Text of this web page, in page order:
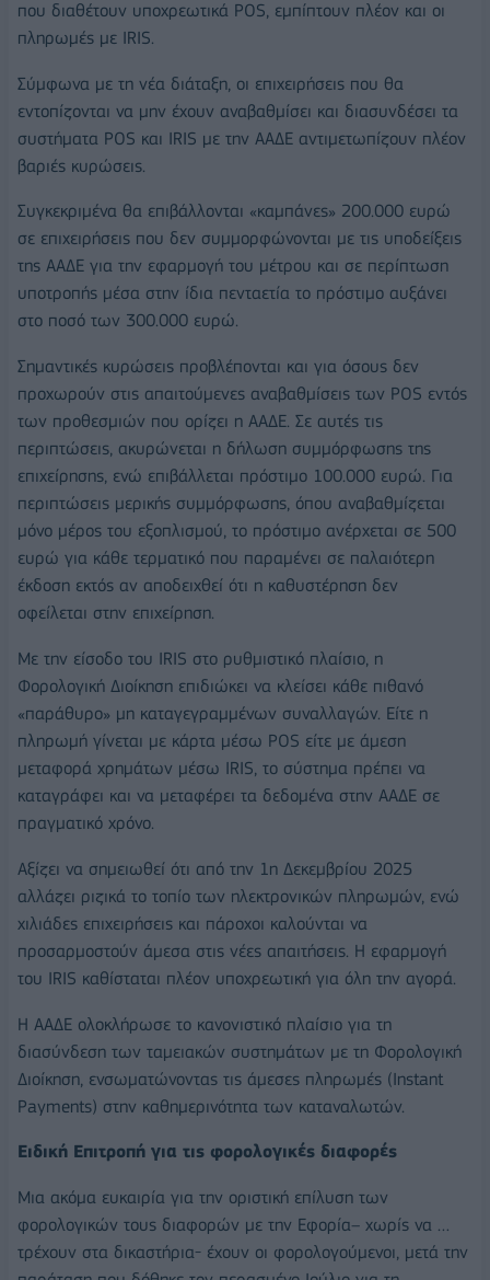
που διαθέτουν υποχρεωτικά POS, εμπίπτουν πλέον και οι
πληρωμές με IRIS.
Σύμφωνα με τη νέα διάταξη, οι επιχειρήσεις που θα
εντοπίζονται να μην έχουν αναβαθμίσει και διασυνδέσει τα
συστήματα POS και IRIS με την ΑΑΔΕ αντιμετωπίζουν πλέον
βαριές κυρώσεις.
Συγκεκριμένα θα επιβάλλονται «καμπάνες» 200.000 ευρώ
σε επιχειρήσεις που δεν συμμορφώνονται με τις υποδείξεις
της ΑΑΔΕ για την εφαρμογή του μέτρου και σε περίπτωση
υποτροπής μέσα στην ίδια πενταετία το πρόστιμο αυξάνει
στο ποσό των 300.000 ευρώ.
Σημαντικές κυρώσεις προβλέπονται και για όσους δεν
προχωρούν στις απαιτούμενες αναβαθμίσεις των POS εντός
των προθεσμιών που ορίζει η ΑΑΔΕ. Σε αυτές τις
περιπτώσεις, ακυρώνεται η δήλωση συμμόρφωσης της
επιχείρησης, ενώ επιβάλλεται πρόστιμο 100.000 ευρώ. Για
περιπτώσεις μερικής συμμόρφωσης, όπου αναβαθμίζεται
μόνο μέρος του εξοπλισμού, το πρόστιμο ανέρχεται σε 500
ευρώ για κάθε τερματικό που παραμένει σε παλαιότερη
έκδοση εκτός αν αποδειχθεί ότι η καθυστέρηση δεν
οφείλεται στην επιχείρηση.
Με την είσοδο του IRIS στο ρυθμιστικό πλαίσιο, η
Φορολογική Διοίκηση επιδιώκει να κλείσει κάθε πιθανό
«παράθυρο» μη καταγεγραμμένων συναλλαγών. Είτε η
πληρωμή γίνεται με κάρτα μέσω POS είτε με άμεση
μεταφορά χρημάτων μέσω IRIS, το σύστημα πρέπει να
καταγράφει και να μεταφέρει τα δεδομένα στην ΑΑΔΕ σε
πραγματικό χρόνο.
Αξίζει να σημειωθεί ότι από την 1η Δεκεμβρίου 2025
αλλάζει ριζικά το τοπίο των ηλεκτρονικών πληρωμών, ενώ
χιλιάδες επιχειρήσεις και πάροχοι καλούνται να
προσαρμοστούν άμεσα στις νέες απαιτήσεις. Η εφαρμογή
του IRIS καθίσταται πλέον υποχρεωτική για όλη την αγορά.
Η ΑΑΔΕ ολοκλήρωσε το κανονιστικό πλαίσιο για τη
διασύνδεση των ταμειακών συστημάτων με τη Φορολογική
Διοίκηση, ενσωματώνοντας τις άμεσες πληρωμές (Instant
Payments) στην καθημερινότητα των καταναλωτών.
Ειδική Επιτροπή για τις φορολογικές διαφορές
Μια ακόμα ευκαιρία για την οριστική επίλυση των
φορολογικών τους διαφορών με την Εφορία– χωρίς να …
τρέχουν στα δικαστήρια- έχουν οι φορολογούμενοι, μετά την